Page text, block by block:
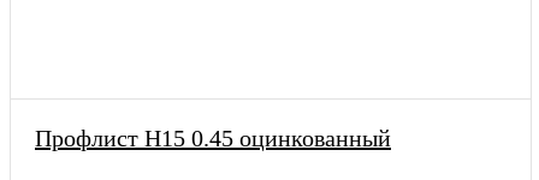
Профлист Н15 0.45 оцинкованный